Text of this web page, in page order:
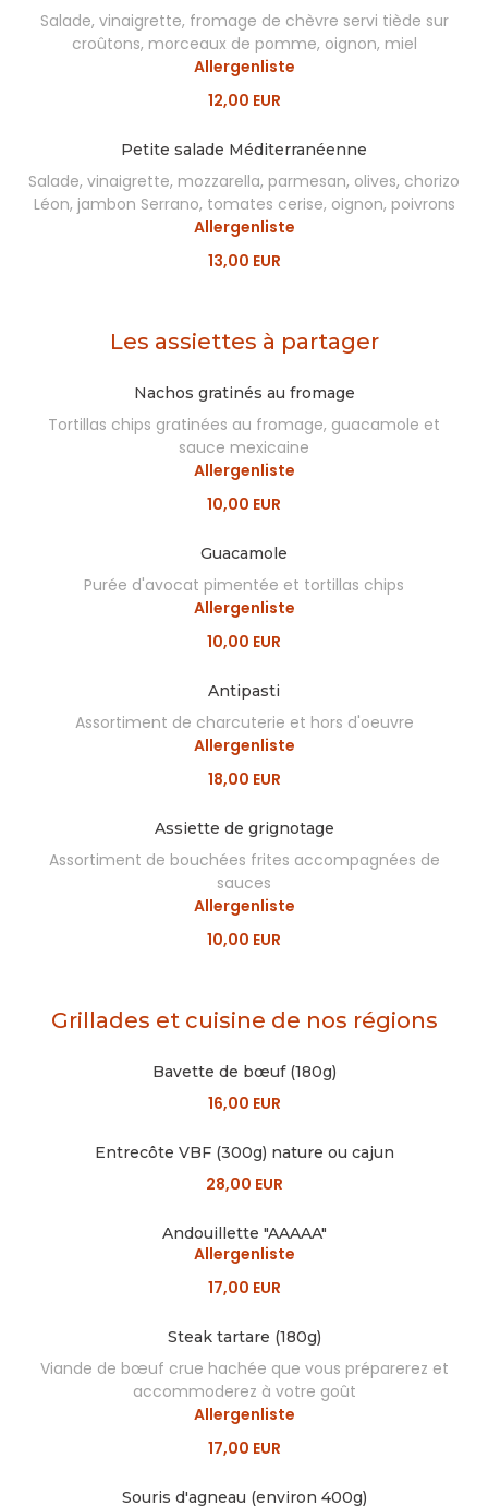
Salade, vinaigrette, fromage de chèvre servi tiède sur
croûtons, morceaux de pomme, oignon, miel
Allergenliste
12,00 EUR
Petite salade Méditerranéenne
Salade, vinaigrette, mozzarella, parmesan, olives, chorizo
Léon, jambon Serrano, tomates cerise, oignon, poivrons
Allergenliste
13,00 EUR
Les assiettes à partager
Nachos gratinés au fromage
Tortillas chips gratinées au fromage, guacamole et
sauce mexicaine
Allergenliste
10,00 EUR
Guacamole
Purée d'avocat pimentée et tortillas chips
Allergenliste
10,00 EUR
Antipasti
Assortiment de charcuterie et hors d'oeuvre
Allergenliste
18,00 EUR
Assiette de grignotage
Assortiment de bouchées frites accompagnées de
sauces
Allergenliste
10,00 EUR
Grillades et cuisine de nos régions
Bavette de bœuf (180g)
16,00 EUR
Entrecôte VBF (300g) nature ou cajun
28,00 EUR
Andouillette "AAAAA"
Allergenliste
17,00 EUR
Steak tartare (180g)
Viande de bœuf crue hachée que vous préparerez et
accommoderez à votre goût
Allergenliste
17,00 EUR
Souris d'agneau (environ 400g)